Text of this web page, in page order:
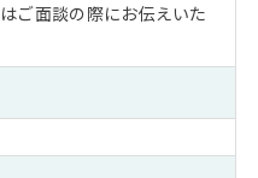
ご面談の際にお伝えいた